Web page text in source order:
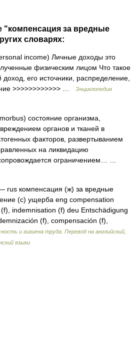
"компенсация за вредные
словарях:
income) Личные доходы это
физическим лицом Что такое
его источники, распределение,
>>>>>>>>>>>> …
Энциклопедия
состояние организма,
органов и тканей в
факторов, развертыванием
на ликвидацию
ограничением… …
rus компенсация (ж) за вредные
(с) ущерба eng compensation
indemnisation (f) deu Entschädigung
(f), compensación (f),
и гигиена труда. Перевод на английский,
языки